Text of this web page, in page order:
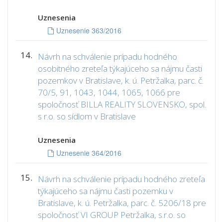
Uznesenia
Uznesenie 363/2016
14.
Návrh na schválenie prípadu hodného
osobitného zreteľa týkajúceho sa nájmu časti
pozemkov v Bratislave, k. ú. Petržalka, parc. č.
70/5, 91, 1043, 1044, 1065, 1066 pre
spoločnosť BILLA REALITY SLOVENSKO, spol.
s r.o. so sídlom v Bratislave
Uznesenia
Uznesenie 364/2016
15.
Návrh na schválenie prípadu hodného zreteľa
týkajúceho sa nájmu časti pozemku v
Bratislave, k. ú. Petržalka, parc. č. 5206/18 pre
spoločnosť VI GROUP Petržalka, s.r.o. so